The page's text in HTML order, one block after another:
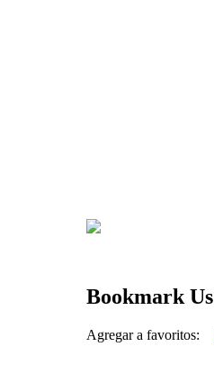
Bookmark Us
Agregar a favoritos: